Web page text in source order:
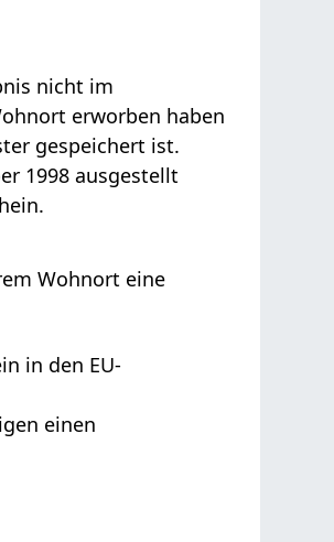
nicht im
erworben haben
gespeichert ist.
1998 ausgestellt
.
Wohnort eine
in den EU-
einen